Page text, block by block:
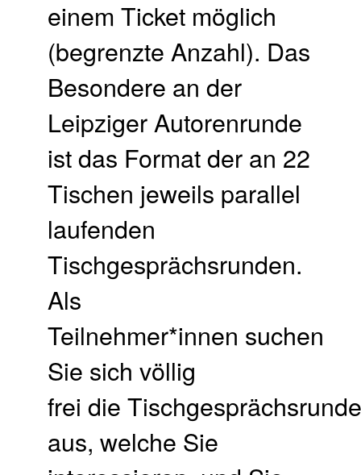
einem Ticket möglich
(begrenzte Anzahl). Das
Besondere an der
Leipziger Autorenrunde
ist das Format der an 22
Tischen jeweils parallel
laufenden
Tischgesprächsrunden.
Als
Teilnehmer*innen suchen
Sie sich völlig
frei die
aus, welche Sie